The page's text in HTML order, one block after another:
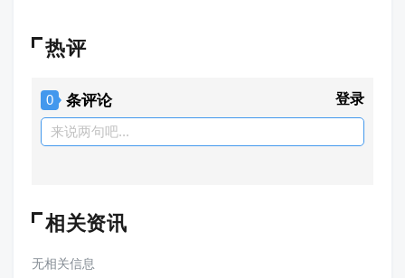
热评
0 条评论 登录
来说两句吧...
相关资讯
无相关信息